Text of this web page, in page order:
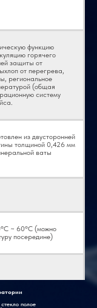
функцию
горячего
защиты от
от перегрева,
региональное
(общая
систему
из двусторонней
толщиной 0,426 мм
ваты
~ 60°C (можно
посередине)
полое